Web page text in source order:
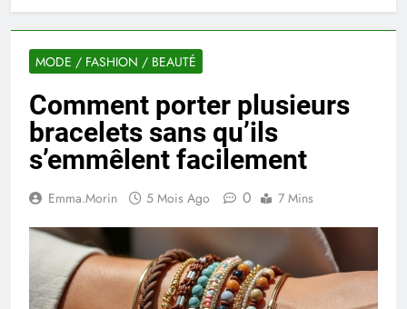
Quel est le salaire de Myriam Seurat en
2025 ?
4 Mois Ago
fonctionnalités clés et avantages
4 Mois Ago
MODE / FASHION / BEAUTÉ
Comment porter plusieurs
bracelets sans qu’ils
s’emmêlent facilement
Emma.Morin 5 Mois Ago 0 7 Mins